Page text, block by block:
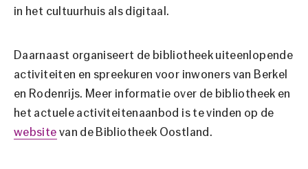
in het cultuurhuis als digitaal.
Daarnaast organiseert de bibliotheek uiteenlopende
activiteiten en spreekuren voor inwoners van Berkel
en Rodenrijs. Meer informatie over de bibliotheek en
het actuele activiteitenaanbod is te vinden op de
website van de Bibliotheek Oostland.